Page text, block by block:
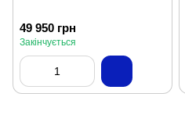
49 950 грн
Закінчується